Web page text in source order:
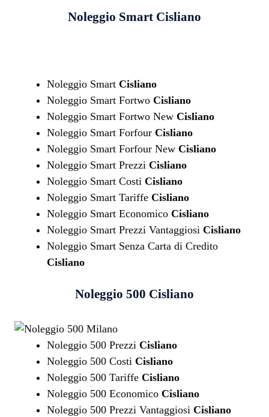
Noleggio Smart Cisliano
Noleggio Smart Cisliano
Noleggio Smart Fortwo Cisliano
Noleggio Smart Fortwo New Cisliano
Noleggio Smart Forfour Cisliano
Noleggio Smart Forfour New Cisliano
Noleggio Smart Prezzi Cisliano
Noleggio Smart Costi Cisliano
Noleggio Smart Tariffe Cisliano
Noleggio Smart Economico Cisliano
Noleggio Smart Prezzi Vantaggiosi Cisliano
Noleggio Smart Senza Carta di Credito
Cisliano
Noleggio 500 Cisliano
Noleggio 500 Prezzi Cisliano
Noleggio 500 Costi Cisliano
Noleggio 500 Tariffe Cisliano
Noleggio 500 Economico Cisliano
Noleggio 500 Prezzi Vantaggiosi Cisliano